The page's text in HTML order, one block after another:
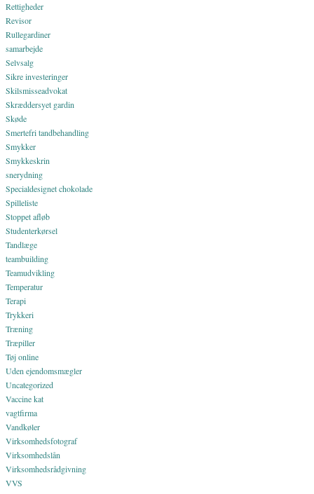
Rettigheder
Revisor
Rullegardiner
samarbejde
Selvsalg
Sikre investeringer
Skilsmisseadvokat
Skræddersyet gardin
Skøde
Smertefri tandbehandling
Smykker
Smykkeskrin
snerydning
Specialdesignet chokolade
Spilleliste
Stoppet afløb
Studenterkørsel
Tandlæge
teambuilding
Teamudvikling
Temperatur
Terapi
Trykkeri
Træning
Træpiller
Tøj online
Uden ejendomsmægler
Uncategorized
Vaccine kat
vagtfirma
Vandkøler
Virksomhedsfotograf
Virksomhedslån
Virksomhedsrådgivning
VVS